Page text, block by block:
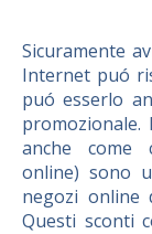
Sicuramente
Internet puó
puó esserlo
promozionale.
anche come
online) sono
negozi online
Questi sconti